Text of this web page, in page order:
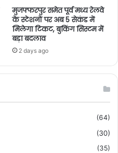
मुजफ्फरपुर समेत पूर्व मध्य रेलवे
के स्टेशनों पर अब 5 सेकंड में
मिलेगा टिकट, बुकिंग सिस्टम में
बड़ा बदलाव
2 days ago
(64)
(30)
(35)